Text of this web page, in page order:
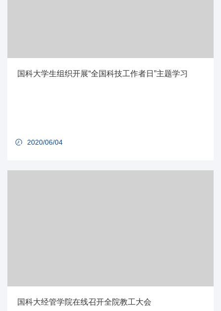
国科大学生组织开展“全国科技工作者日”主题学习
2020/06/04
国科大经管学院在线召开全院教工大会